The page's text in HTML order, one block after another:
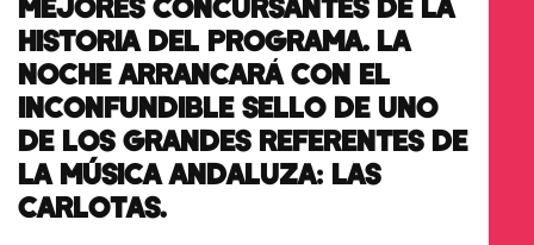
HISTORIA DEL PROGRAMA. LA
NOCHE ARRANCARÁ CON EL
INCONFUNDIBLE SELLO DE UNO
DE LOS GRANDES REFERENTES DE
LA MÚSICA ANDALUZA: LAS
CARLOTAS.